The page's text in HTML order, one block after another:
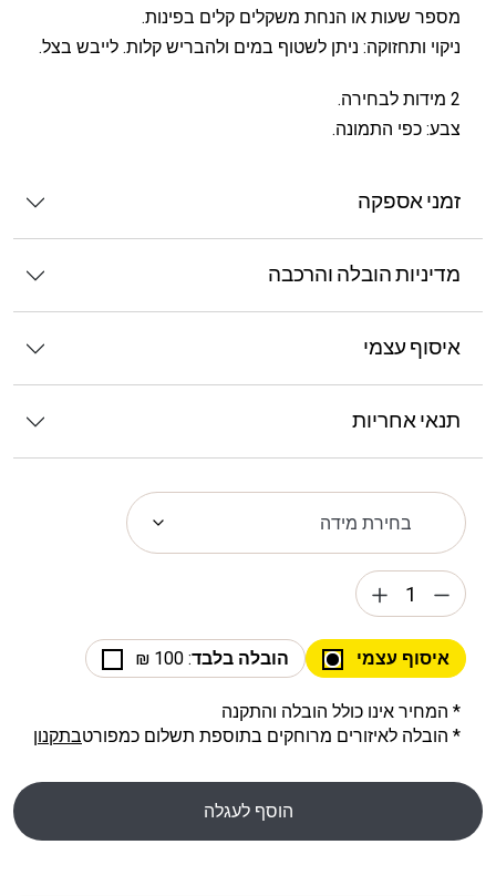
מספר שעות או הנחת משקלים קלים בפינות.
ניקוי ותחזוקה: ניתן לשטוף במים ולהבריש קלות. לייבש בצל.
2 מידות לבחירה.
צבע: כפי התמונה.
זמני אספקה
מדיניות הובלה והרכבה
איסוף עצמי
תנאי אחריות
איסוף עצמי הובלה בלבד: 100 ₪
* המחיר אינו כולל הובלה והתקנה
* הובלה לאיזורים מרוחקים בתוספת תשלום כמפורטבתקנון
הוסף לעגלה